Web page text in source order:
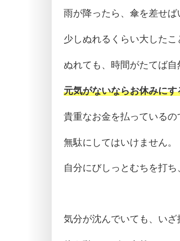
雨が降ったら、傘を差せば
少しぬれるくらい大したこ
ぬれても、時間がたてば自
元気がないならお休みに
貴重なお金を払っているの
無駄にしてはいけません。
自分にびしっとむちを打ち
気分が沈んでいても、いざ